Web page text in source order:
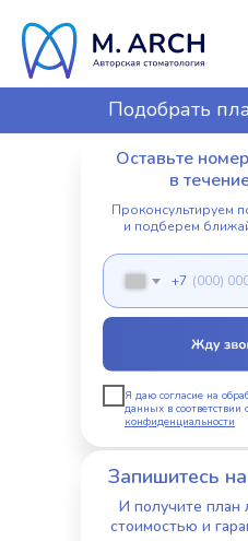
Подобрать
лечения
Оставьте
в
Проконсультируем
и подберем
+7
Я даю согласие на
данных в соответствии с
конфиденциальности
Запишитесь
И получите план
стоимостью и